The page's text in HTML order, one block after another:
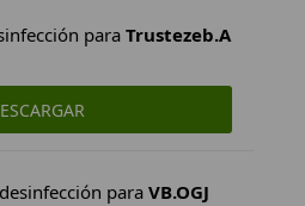
paraTrustezeb.A
para VB.OGJ